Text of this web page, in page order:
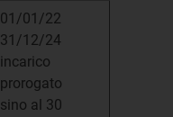
01/01/22
31/12/24
incarico
prorogato
sino al 30